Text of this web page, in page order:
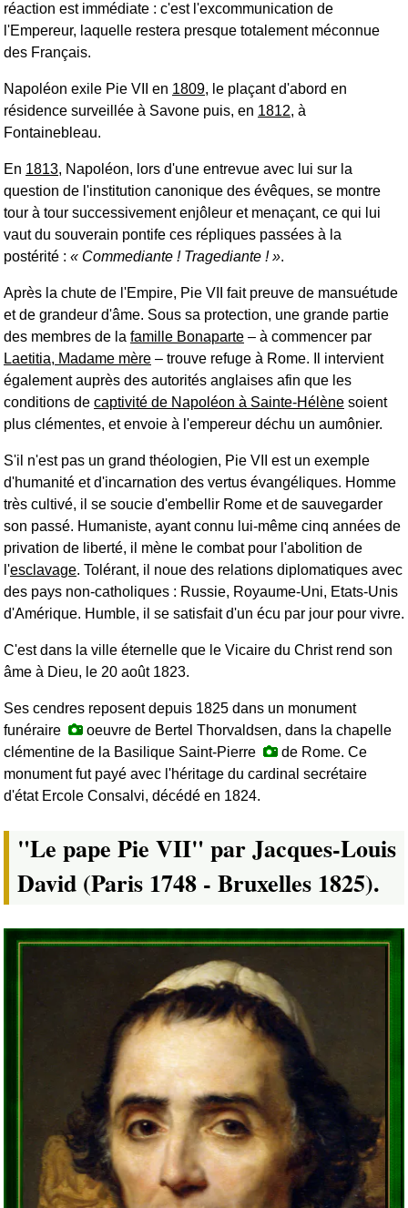
réaction est immédiate : c'est l'excommunication de
l'Empereur, laquelle restera presque totalement méconnue
des Français.
Napoléon exile Pie VII en 1809, le plaçant d'abord en
résidence surveillée à Savone puis, en 1812, à
Fontainebleau.
En 1813, Napoléon, lors d'une entrevue avec lui sur la
question de l'institution canonique des évêques, se montre
tour à tour successivement enjôleur et menaçant, ce qui lui
vaut du souverain pontife ces répliques passées à la
postérité :
Commediante ! Tragediante ! .
Après la chute de l'Empire, Pie VII fait preuve de mansuétude
et de grandeur d'âme. Sous sa protection, une grande partie
des membres de la famille Bonaparte ‒ à commencer par
Laetitia, Madame mère ‒ trouve refuge à Rome. Il intervient
également auprès des autorités anglaises afin que les
conditions de captivité de Napoléon à Sainte-Hélène soient
plus clémentes, et envoie à l'empereur déchu un aumônier.
S'il n'est pas un grand théologien, Pie VII est un exemple
d'humanité et d'incarnation des vertus évangéliques. Homme
très cultivé, il se soucie d'embellir Rome et de sauvegarder
son passé. Humaniste, ayant connu lui-même cinq années de
privation de liberté, il mène le combat pour l'abolition de
l'esclavage. Tolérant, il noue des relations diplomatiques avec
des pays non-catholiques : Russie, Royaume-Uni, Etats-Unis
d'Amérique. Humble, il se satisfait d'un écu par jour pour vivre.
C'est dans la ville éternelle que le Vicaire du Christ rend son
âme à Dieu, le 20 août 1823.
Ses cendres reposent depuis 1825 dans un monument
funéraire
oeuvre de Bertel Thorvaldsen, dans la chapelle
clémentine de la Basilique Saint-Pierre
de Rome. Ce
monument fut payé avec l'héritage du cardinal secrétaire
d'état Ercole Consalvi, décédé en 1824.
"Le pape Pie VII" par Jacques-Louis
David (Paris 1748 - Bruxelles 1825).